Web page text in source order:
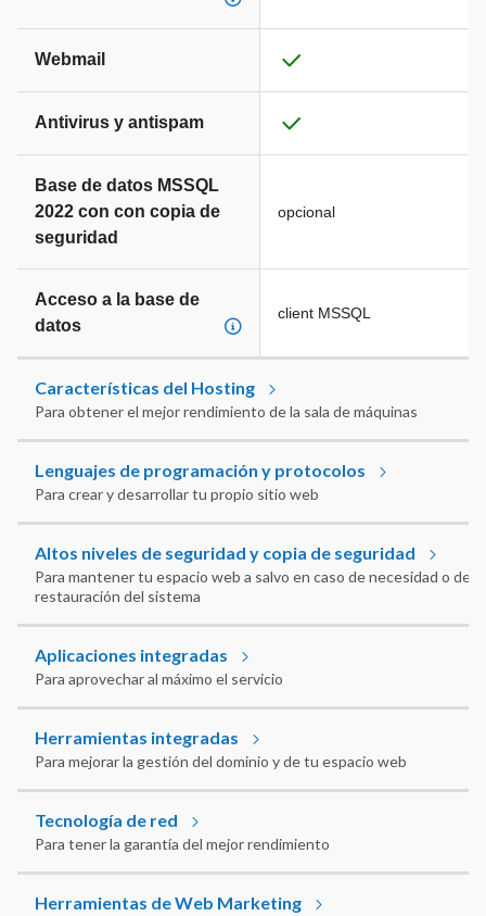
Webmail
Antivirus y antispam
Base de datos MSSQL
2022 con con copia de
seguridad
opcional
Acceso a la base de
datos
client MSSQL
Características del Hosting
Para obtener el mejor rendimiento de la sala de máquinas
Lenguajes de programación y protocolos
Para crear y desarrollar tu propio sitio web
Altos niveles de seguridad y copia de seguridad
Para mantener tu espacio web a salvo en caso de necesidad o de
restauración del sistema
Aplicaciones integradas
Para aprovechar al máximo el servicio
Herramientas integradas
Para mejorar la gestión del dominio y de tu espacio web
Tecnología de red
Para tener la garantía del mejor rendimiento
Herramientas de Web Marketing